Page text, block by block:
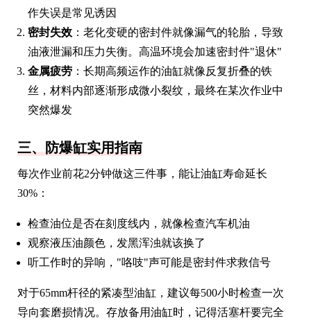
作失误是常见诱因
密封失效 ：老化变硬的密封件就像漏气的轮胎，导致
油液泄漏和压力失衡。高温环境会加速密封件"退休"
金属疲劳 ：长期高频运作的油缸就像反复折叠的铁
丝，材料内部逐渐形成微小裂纹，最终在某次作业中
突然爆发
三、防爆缸实用指南
每次作业前花2分钟做这三件事，能让油缸寿命延长
30%：
检查油位是否在刻度线内，就像检查汽车机油
观察液压油颜色，发黑浑浊就该换了
听工作时的异响，"咯吱"声可能是密封件求救信号
对于65mm杆径的紧凑型油缸，建议每500小时检查一次
导向套磨损情况。存放备用油缸时，记得活塞杆要完全